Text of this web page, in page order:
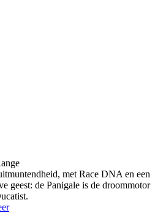
met Race DNA en een
geest: de Panigale is de droommotor